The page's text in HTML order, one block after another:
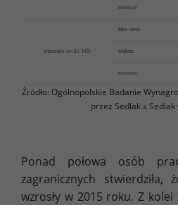
mniejsze
mężczyźni (n= 81 348)
takie samo
większe
mniejsze
Źródło: Ogólnopolskie Badanie
przez Sedlak &Sedlak
Ponad połowa osób
zagranicznych stwierdziła,
wzrosły w 2015 roku. Z